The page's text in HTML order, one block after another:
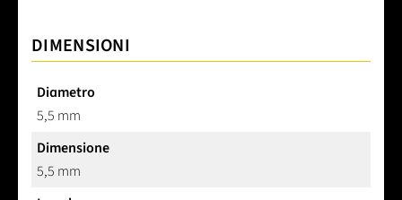
DIMENSIONI
Diametro
5,5 mm
Dimensione
5,5 mm